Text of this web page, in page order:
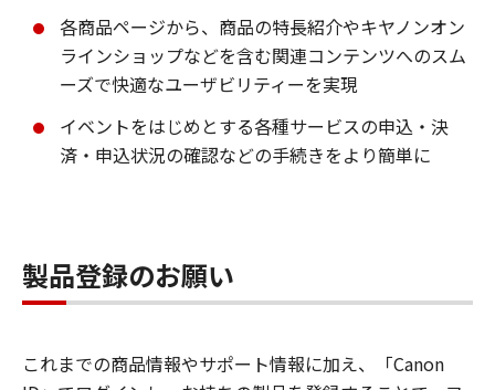
各商品ページから、商品の特長紹介やキヤノンオン
ラインショップなどを含む関連コンテンツへのスム
ーズで快適なユーザビリティーを実現
イベントをはじめとする各種サービスの申込・決
済・申込状況の確認などの手続きをより簡単に
製品登録のお願い
これまでの商品情報やサポート情報に加え、「Canon